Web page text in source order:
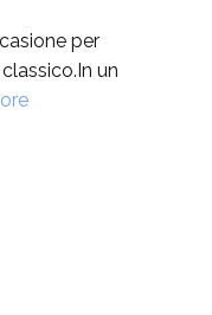
per
un